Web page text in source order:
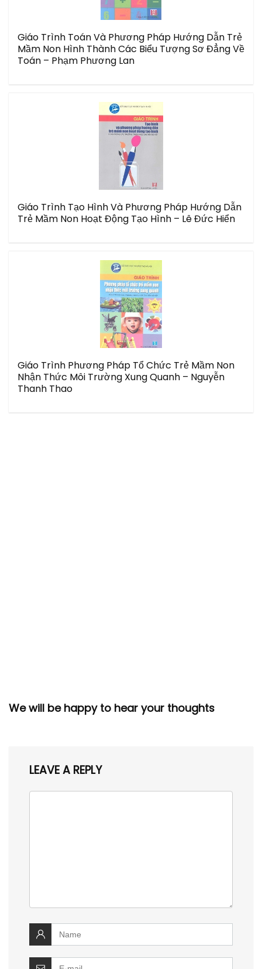
Giáo Trình Toán Và Phương Pháp Hướng Dẫn Trẻ
Mầm Non Hình Thành Các Biểu Tượng Sơ Đẳng Về
Toán – Phạm Phương Lan
Giáo Trình Tạo Hình Và Phương Pháp Hướng Dẫn
Trẻ Mầm Non Hoạt Động Tạo Hình – Lê Đức Hiển
Giáo Trình Phương Pháp Tổ Chức Trẻ Mầm Non
Nhận Thức Môi Trường Xung Quanh – Nguyễn
Thanh Thao
We will be happy to hear your thoughts
LEAVE A REPLY